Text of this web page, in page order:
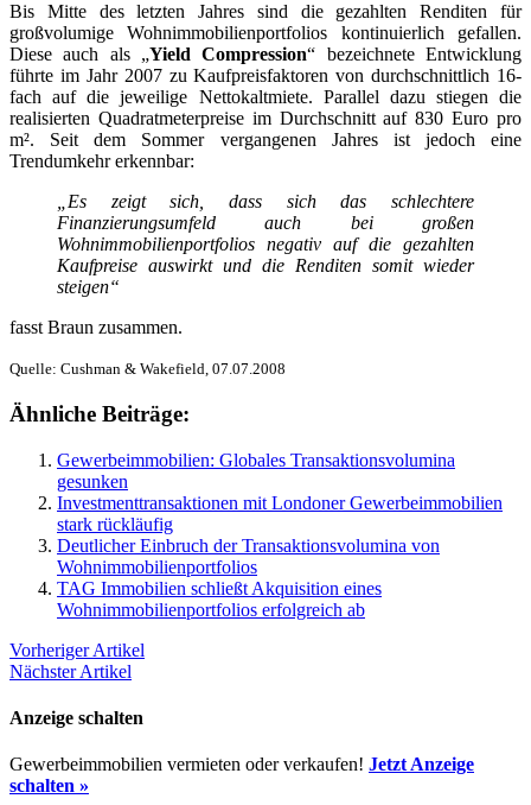
Bis Mitte des letzten Jahres sind die gezahlten Renditen für
großvolumige Wohnimmobilienportfolios kontinuierlich gefallen.
Diese auch als „Yield Compression“ bezeichnete Entwicklung
führte im Jahr 2007 zu Kaufpreisfaktoren von durchschnittlich 16-
fach auf die jeweilige Nettokaltmiete. Parallel dazu stiegen die
realisierten Quadratmeterpreise im Durchschnitt auf 830 Euro pro
m². Seit dem Sommer vergangenen Jahres ist jedoch eine
Trendumkehr erkennbar:
„Es zeigt sich, dass sich das schlechtere
Finanzierungsumfeld auch bei großen
Wohnimmobilienportfolios negativ auf die gezahlten
Kaufpreise auswirkt und die Renditen somit wieder
steigen“
fasst Braun zusammen.
Quelle: Cushman & Wakefield, 07.07.2008
Ähnliche Beiträge:
Gewerbeimmobilien: Globales Transaktionsvolumina
gesunken
Investmenttransaktionen mit Londoner Gewerbeimmobilien
stark rückläufig
Deutlicher Einbruch der Transaktionsvolumina von
Wohnimmobilienportfolios
TAG Immobilien schließt Akquisition eines
Wohnimmobilienportfolios erfolgreich ab
Vorheriger Artikel
Nächster Artikel
Anzeige schalten
Gewerbeimmobilien vermieten oder verkaufen! Jetzt Anzeige
schalten »